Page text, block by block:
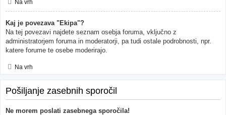
Na vrh
Kaj je povezava "Ekipa"?
Na tej povezavi najdete seznam osebja foruma, vključno z
administratorjem foruma in moderatorji, pa tudi ostale podrobnosti, npr.
katere forume te osebe moderirajo.
Na vrh
Pošiljanje zasebnih sporočil
Ne morem poslati zasebnega sporočila!